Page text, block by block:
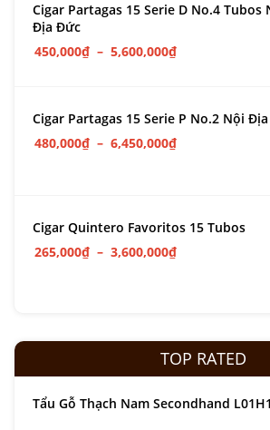
Cigar Partagas 15 Serie D No.4 Tubos
Địa Đức
450,000₫ – 5,600,000₫
Cigar Partagas 15 Serie P No.2 Nội
480,000₫ – 6,450,000₫
Cigar Quintero Favoritos 15 Tubos
265,000₫ – 3,600,000₫
TOP RATED
Tẩu Gỗ Thạch Nam Secondhand